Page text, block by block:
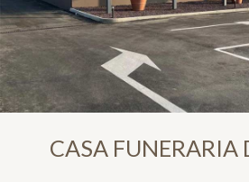
CASA FUNERARIA